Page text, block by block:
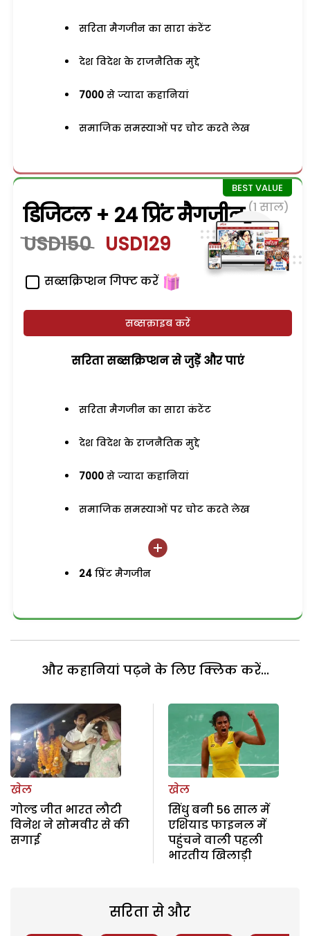
सरिता मैगजीन का सारा कंटेंट
देश विदेश के राजनैतिक मुद्दे
7000 से ज्यादा कहानियां
समाजिक समस्याओं पर चोट करते लेख
डिजिटल + 24 प्रिंट मैगजीन (1 साल)
USD150 USD129
सब्सक्रिप्शन गिफ्ट करें
सब्सक्राइब करें
सरिता सब्सक्रिप्शन से जुड़ेें और पाएं
सरिता मैगजीन का सारा कंटेंट
देश विदेश के राजनैतिक मुद्दे
7000 से ज्यादा कहानियां
समाजिक समस्याओं पर चोट करते लेख
24 प्रिंट मैगजीन
और कहानियां पढ़ने के लिए क्लिक करें...
खेल
गोल्ड जीत भारत लौटी
विनेश ने सोमवीर से की
सगाई
खेल
सिंधु बनी 56 साल में
एशियाड फाइनल में
पहुंचने वाली पहली
भारतीय खिलाड़ी
सरिता से और